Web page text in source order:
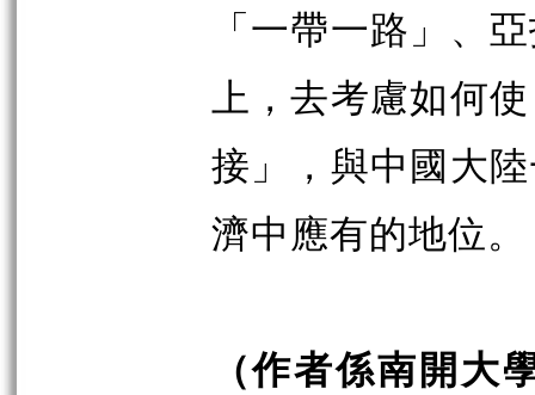
「一帶一路」、
上，去考慮如何
接」，與中國大
濟中應有的地位。
（作者係南開大